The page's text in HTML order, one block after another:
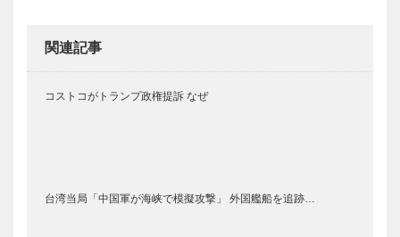
関連記事
コストコがトランプ政権提訴 なぜ
台湾当局「中国軍が海峡で模擬攻撃」 外国艦船を追跡…